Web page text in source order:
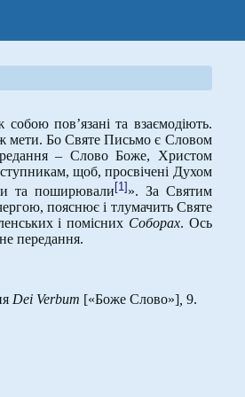
пов’язані та взаємодіють.
мети. Бо Святе Письмо є Словом
– Слово Боже, Христом
щоб, просвічені Духом
та поширювали [1] ». Зa Святим
пояснює і тлумачить Святе
і помісних Соборах. Ось
передання.
Dei Verbum [«Боже Слово»], 9.